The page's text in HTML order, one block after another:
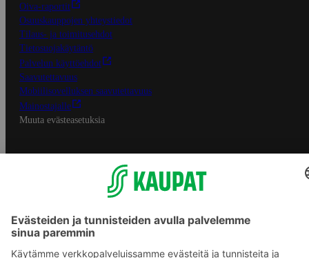
Oiva-raportit
Osuuskauppojen yhteystiedot
Tilaus- ja toimitusehdot
Tietosuojakäytäntö
Palvelun käyttöehdot
Saavutettavuus
Mobiilisovelluksen saavutettavuus
Mainostajalle
Muuta evästeasetuksia
S-ryhmän palvelut
Asiakasomistajuus